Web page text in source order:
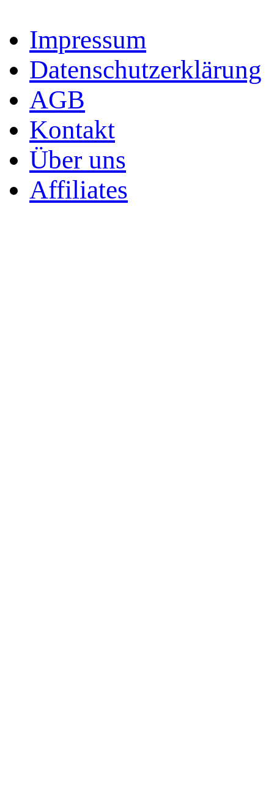
Impressum
Datenschutzerklärung
AGB
Kontakt
Über uns
Affiliates